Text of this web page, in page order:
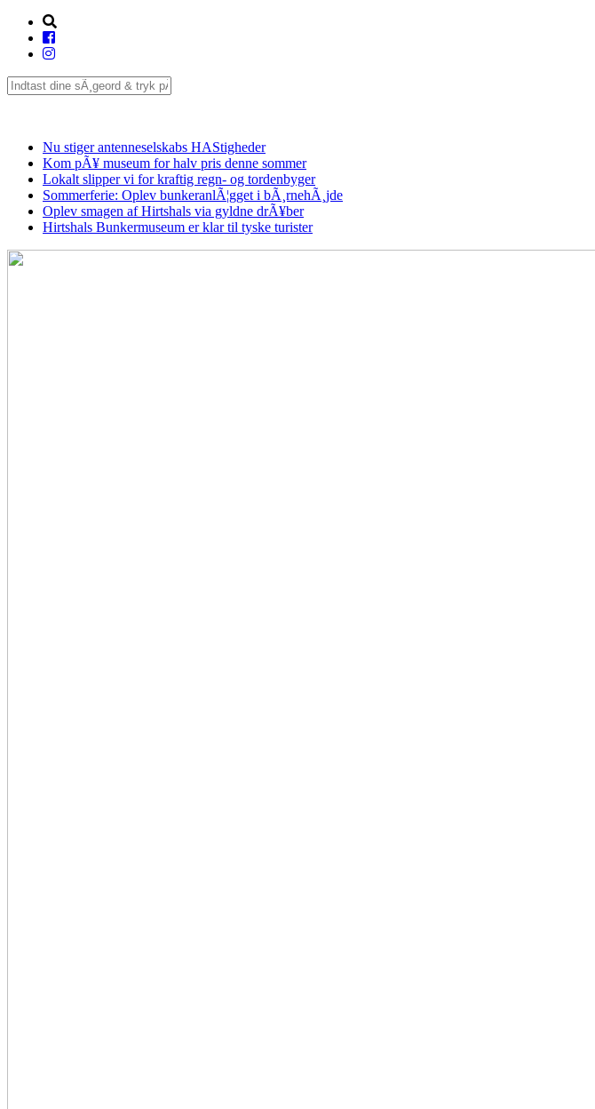
Nu stiger antenneselskabs HAStigheder
Kom pÃ¥ museum for halv pris denne sommer
Lokalt slipper vi for kraftig regn- og tordenbyger
Sommerferie: Oplev bunkeranlÃ¦gget i bÃ¸rnehÃ¸jde
Oplev smagen af Hirtshals via gyldne drÃ¥ber
Hirtshals Bunkermuseum er klar til tyske turister